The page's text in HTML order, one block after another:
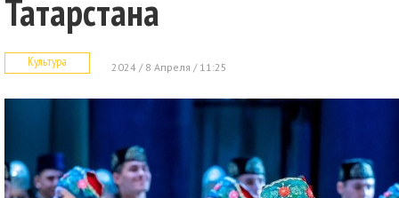
Татарстана
Культура 2024 / 8 Апреля / 11:25